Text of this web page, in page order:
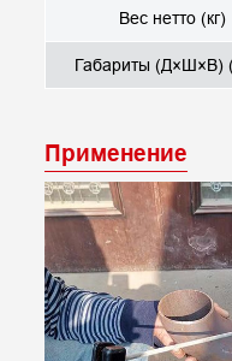
Вес нетто (кг)
Габариты (Д×Ш×В)
Применение